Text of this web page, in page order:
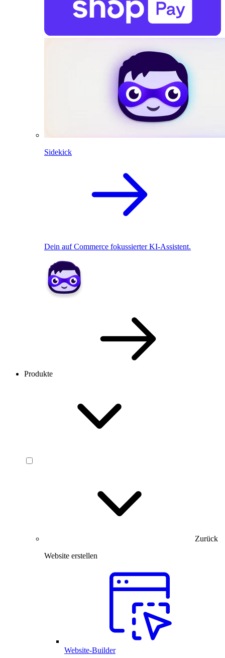
Sidekick
Dein auf Commerce fokussierter KI-Assistent.
Produkte
Zurück
Website erstellen
Website-Builder